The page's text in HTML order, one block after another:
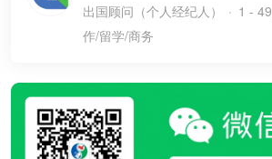
出国顾问（个人经纪人） 1 -
作/留学/商务